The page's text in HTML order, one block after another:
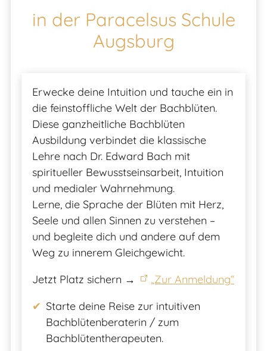
in der Paracelsus Schule
Augsburg
Erwecke deine Intuition und tauche ein in
die feinstoffliche Welt der Bachblüten.
Diese ganzheitliche Bachblüten
Ausbildung verbindet die klassische
Lehre nach Dr. Edward Bach mit
spiritueller Bewusstseinsarbeit, Intuition
und medialer Wahrnehmung.
Lerne, die Sprache der Blüten mit Herz,
Seele und allen Sinnen zu verstehen –
und begleite dich und andere auf dem
Weg zu innerem Gleichgewicht.
Jetzt Platz sichern →
„Zur Anmeldung“
Starte deine Reise zur intuitiven
Bachblütenberaterin / zum
Bachblütentherapeuten.